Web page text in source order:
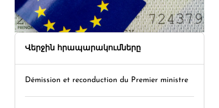
Վերջին հրապարակումները
Démission et reconduction du Premier ministre